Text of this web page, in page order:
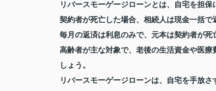
リバースモーゲージローンとは、自宅を担保
契約者が死亡した場合、相続人は現金一括で
毎月の返済は利息のみで、元本は契約者が死
高齢者が主な対象で、老後の生活資金や医
しょう。
リバースモーゲージローンは、自宅を手放